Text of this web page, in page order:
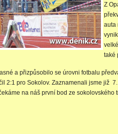
Z
auta
také
a přizpůsobilo se úrovni fotbalu
2:1 pro Sokolov. Zaznamenali jsme již
na náš první bod ze sokolovského